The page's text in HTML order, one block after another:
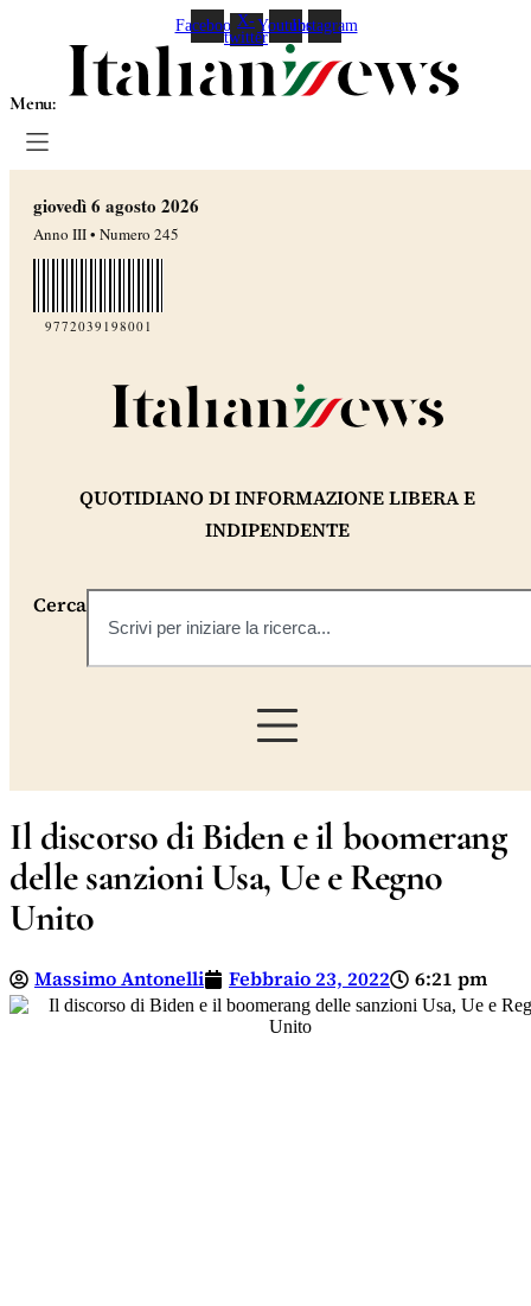
FacebookX-
twitter
YoutubeInstagram
Menu:
giovedì 6 agosto 2026
Anno III • Numero 245
9772039198001
QUOTIDIANO DI INFORMAZIONE LIBERA E
INDIPENDENTE
Cerca
Il discorso di Biden e il boomerang
delle sanzioni Usa, Ue e Regno
Unito
Massimo Antonelli Febbraio 23, 2022 6:21 pm